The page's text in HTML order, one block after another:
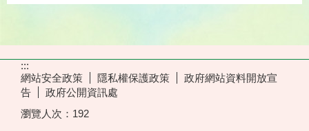
:::
網站安全政策
隱私權保護政策
政府網站資料開放宣
告
政府公開資訊處
瀏覽人次： 192